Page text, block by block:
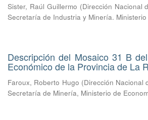
Sister, Raúl Guillermo (Dirección Nacional
Secretaría de Industria y Minería.
Descripción del Mosaico 31 B
Económico de la Provincia de La
Faroux, Roberto Hugo (Dirección Nacional
Secretaría de Minería, Ministerio de